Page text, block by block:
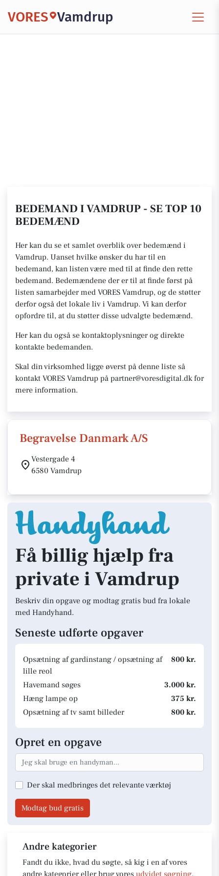
VORES Vamdrup
BEDEMAND I VAMDRUP - SE TOP 10
BEDEMÆND
Her kan du se et samlet overblik over bedemænd i
Vamdrup. Uanset hvilke ønsker du har til en
bedemand, kan listen være med til at finde den rette
bedemand. Bedemændene der er til at finde først på
listen samarbejder med VORES Vamdrup, og de støtter
derfor også det lokale liv i Vamdrup. Vi kan derfor
opfordre til, at du støtter disse udvalgte bedemænd.
Her kan du også se kontaktoplysninger og direkte
kontakte bedemanden.
Skal din virksomhed ligge øverst på denne liste så
kontakt VORES Vamdrup på partner@voresdigital.dk for
mere information.
Begravelse Danmark A/S
Vestergade 4
6580 Vamdrup
Få billig hjælp fra
private i Vamdrup
Beskriv din opgave og modtag gratis bud fra lokale
med Handyhand.
Seneste udførte opgaver
Opsætning af gardinstang / opsætning af
lille reol
800 kr.
Havemand søges
3.000 kr.
Hæng lampe op
375 kr.
Opsætning af tv samt billeder
800 kr.
Opret en opgave
Der skal medbringes det relevante værktøj
Modtag bud gratis
Andre kategorier
Fandt du ikke, hvad du søgte, så kig i en af vores
andre kategorier eller brug vores udvidet søgning.